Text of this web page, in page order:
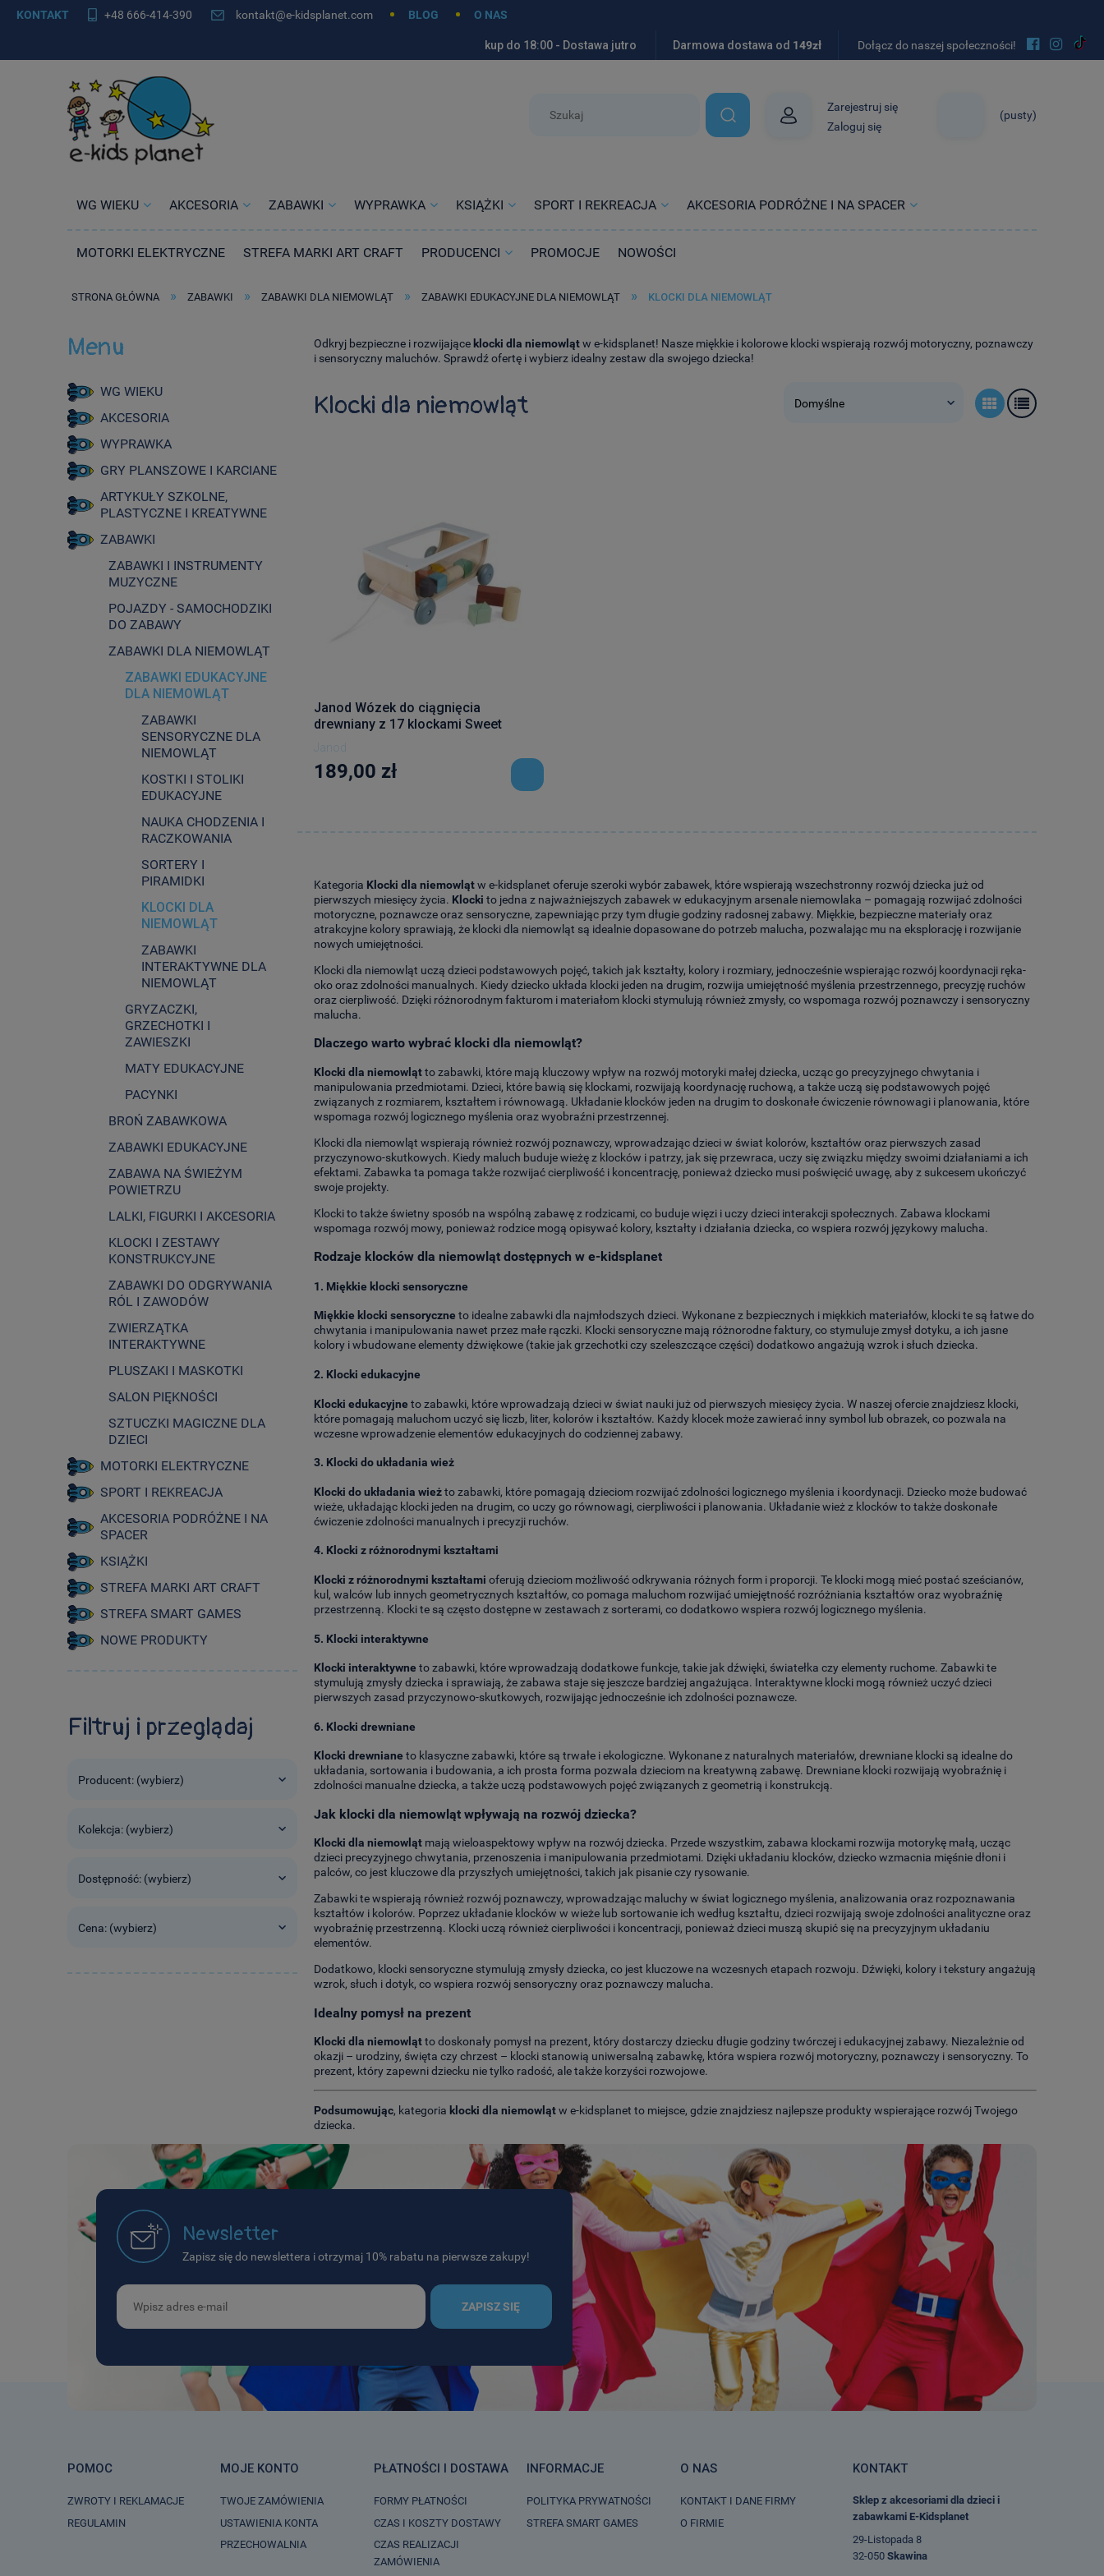
KONTAKT +48 666-414-390 kontakt@e-kidsplanet.com BLOG O NAS
kup do 18:00 - Dostawa jutro Darmowa dostawa od 149zł Dołącz do naszej społeczności!  
(pusty)
Zarejestruj się
Zaloguj się
WG WIEKU AKCESORIA ZABAWKI WYPRAWKA KSIĄŻKI SPORT I REKREACJA AKCESORIA PODRÓŻNE I NA SPACER
MOTORKI ELEKTRYCZNE STREFA MARKI ART CRAFT PRODUCENCI PROMOCJE NOWOŚCI
STRONA GŁÓWNA » ZABAWKI » ZABAWKI DLA NIEMOWLĄT » ZABAWKI EDUKACYJNE DLA NIEMOWLĄT » KLOCKI DLA NIEMOWLĄT
Menu
WG WIEKU
AKCESORIA
WYPRAWKA
GRY PLANSZOWE I KARCIANE
ARTYKUŁY SZKOLNE,
PLASTYCZNE I KREATYWNE
ZABAWKI
ZABAWKI I INSTRUMENTY
MUZYCZNE
POJAZDY - SAMOCHODZIKI
DO ZABAWY
ZABAWKI DLA NIEMOWLĄT
ZABAWKI EDUKACYJNE
DLA NIEMOWLĄT
ZABAWKI
SENSORYCZNE DLA
NIEMOWLĄT
KOSTKI I STOLIKI
EDUKACYJNE
NAUKA CHODZENIA I
RACZKOWANIA
SORTERY I
PIRAMIDKI
KLOCKI DLA
NIEMOWLĄT
ZABAWKI
INTERAKTYWNE DLA
NIEMOWLĄT
GRYZACZKI,
GRZECHOTKI I
ZAWIESZKI
MATY EDUKACYJNE
PACYNKI
BROŃ ZABAWKOWA
ZABAWKI EDUKACYJNE
ZABAWA NA ŚWIEŻYM
POWIETRZU
LALKI, FIGURKI I AKCESORIA
KLOCKI I ZESTAWY
KONSTRUKCYJNE
ZABAWKI DO ODGRYWANIA
RÓL I ZAWODÓW
ZWIERZĄTKA
INTERAKTYWNE
PLUSZAKI I MASKOTKI
SALON PIĘKNOŚCI
SZTUCZKI MAGICZNE DLA
DZIECI
MOTORKI ELEKTRYCZNE
SPORT I REKREACJA
AKCESORIA PODRÓŻNE I NA
SPACER
KSIĄŻKI
STREFA MARKI ART CRAFT
STREFA SMART GAMES
NOWE PRODUKTY
Filtruj i przeglądaj
Producent: (wybierz)
Kolekcja: (wybierz)
Dostępność: (wybierz)
Cena: (wybierz)
Odkryj bezpieczne i rozwijające klocki dla niemowlątw e-kidsplanet! Nasze miękkie i kolorowe klocki wspierają rozwój motoryczny, poznawczy
i sensoryczny maluchów. Sprawdź ofertę i wybierz idealny zestaw dla swojego dziecka!
Klocki dla niemowląt
Janod Wózek do ciągnięcia
drewniany z 17 klockami Sweet
Janod
189,00 zł
Kategoria Klocki dla niemowlątw e-kidsplanet oferuje szeroki wybór zabawek, które wspierają wszechstronny rozwój dziecka już od
pierwszych miesięcy życia. Klocki to jedna z najważniejszych zabawek w edukacyjnym arsenale niemowlaka – pomagają rozwijać zdolności
motoryczne, poznawcze oraz sensoryczne, zapewniając przy tym długie godziny radosnej zabawy. Miękkie, bezpieczne materiały oraz
atrakcyjne kolory sprawiają, że klocki dla niemowląt są idealnie dopasowane do potrzeb malucha, pozwalając mu na eksplorację i rozwijanie
nowych umiejętności.
Klocki dla niemowląt uczą dzieci podstawowych pojęć, takich jak kształty, kolory i rozmiary, jednocześnie wspierając rozwój koordynacji ręka-
oko oraz zdolności manualnych. Kiedy dziecko układa klocki jeden na drugim, rozwija umiejętność myślenia przestrzennego, precyzję ruchów
oraz cierpliwość. Dzięki różnorodnym fakturom i materiałom klocki stymulują również zmysły, co wspomaga rozwój poznawczy i sensoryczny
malucha.
Dlaczego warto wybrać klocki dla niemowląt?
Klocki dla niemowlątto zabawki, które mają kluczowy wpływ na rozwój motoryki małej dziecka, ucząc go precyzyjnego chwytania i
manipulowania przedmiotami. Dzieci, które bawią się klockami, rozwijają koordynację ruchową, a także uczą się podstawowych pojęć
związanych z rozmiarem, kształtem i równowagą. Układanie klocków jeden na drugim to doskonałe ćwiczenie równowagi i planowania, które
wspomaga rozwój logicznego myślenia oraz wyobraźni przestrzennej.
Klocki dla niemowląt wspierają również rozwój poznawczy, wprowadzając dzieci w świat kolorów, kształtów oraz pierwszych zasad
przyczynowo-skutkowych. Kiedy maluch buduje wieżę z klocków i patrzy, jak się przewraca, uczy się związku między swoimi działaniami a ich
efektami. Zabawka ta pomaga także rozwijać cierpliwość i koncentrację, ponieważ dziecko musi poświęcić uwagę, aby z sukcesem ukończyć
swoje projekty.
Klocki to także świetny sposób na wspólną zabawę z rodzicami, co buduje więzi i uczy dzieci interakcji społecznych. Zabawa klockami
wspomaga rozwój mowy, ponieważ rodzice mogą opisywać kolory, kształty i działania dziecka, co wspiera rozwój językowy malucha.
Rodzaje klocków dla niemowląt dostępnych w e-kidsplanet
1. Miękkie klocki sensoryczne
Miękkie klocki sensoryczne to idealne zabawki dla najmłodszych dzieci. Wykonane z bezpiecznych i miękkich materiałów, klocki te są łatwe do
chwytania i manipulowania nawet przez małe rączki. Klocki sensoryczne mają różnorodne faktury, co stymuluje zmysł dotyku, a ich jasne
kolory i wbudowane elementy dźwiękowe (takie jak grzechotki czy szeleszczące części) dodatkowo angażują wzrok i słuch dziecka.
2. Klocki edukacyjne
Klocki edukacyjne to zabawki, które wprowadzają dzieci w świat nauki już od pierwszych miesięcy życia. W naszej ofercie znajdziesz klocki,
które pomagają maluchom uczyć się liczb, liter, kolorów i kształtów. Każdy klocek może zawierać inny symbol lub obrazek, co pozwala na
wczesne wprowadzenie elementów edukacyjnych do codziennej zabawy.
3. Klocki do układania wież
Klocki do układania wieżto zabawki, które pomagają dzieciom rozwijać zdolności logicznego myślenia i koordynacji. Dziecko może budować
wieże, układając klocki jeden na drugim, co uczy go równowagi, cierpliwości i planowania. Układanie wież z klocków to także doskonałe
ćwiczenie zdolności manualnych i precyzji ruchów.
4. Klocki z różnorodnymi kształtami
Klocki z różnorodnymi kształtami oferują dzieciom możliwość odkrywania różnych form i proporcji. Te klocki mogą mieć postać sześcianów,
kul, walców lub innych geometrycznych kształtów, co pomaga maluchom rozwijać umiejętność rozróżniania kształtów oraz wyobraźnię
przestrzenną. Klocki te są często dostępne w zestawach z sorterami, co dodatkowo wspiera rozwój logicznego myślenia.
5. Klocki interaktywne
Klocki interaktywne to zabawki, które wprowadzają dodatkowe funkcje, takie jak dźwięki, światełka czy elementy ruchome. Zabawki te
stymulują zmysły dziecka i sprawiają, że zabawa staje się jeszcze bardziej angażująca. Interaktywne klocki mogą również uczyć dzieci
pierwszych zasad przyczynowo-skutkowych, rozwijając jednocześnie ich zdolności poznawcze.
6. Klocki drewniane
Klocki drewniane to klasyczne zabawki, które są trwałe i ekologiczne. Wykonane z naturalnych materiałów, drewniane klocki są idealne do
układania, sortowania i budowania, a ich prosta forma pozwala dzieciom na kreatywną zabawę. Drewniane klocki rozwijają wyobraźnię i
zdolności manualne dziecka, a także uczą podstawowych pojęć związanych z geometrią i konstrukcją.
Jak klocki dla niemowląt wpływają na rozwój dziecka?
Klocki dla niemowląt mają wieloaspektowy wpływ na rozwój dziecka. Przede wszystkim, zabawa klockami rozwija motorykę małą, ucząc
dzieci precyzyjnego chwytania, przenoszenia i manipulowania przedmiotami. Dzięki układaniu klocków, dziecko wzmacnia mięśnie dłoni i
palców, co jest kluczowe dla przyszłych umiejętności, takich jak pisanie czy rysowanie.
Zabawki te wspierają również rozwój poznawczy, wprowadzając maluchy w świat logicznego myślenia, analizowania oraz rozpoznawania
kształtów i kolorów. Poprzez układanie klocków w wieże lub sortowanie ich według kształtu, dzieci rozwijają swoje zdolności analityczne oraz
wyobraźnię przestrzenną. Klocki uczą również cierpliwości i koncentracji, ponieważ dzieci muszą skupić się na precyzyjnym układaniu
elementów.
Dodatkowo, klocki sensoryczne stymulują zmysły dziecka, co jest kluczowe na wczesnych etapach rozwoju. Dźwięki, kolory i tekstury angażują
wzrok, słuch i dotyk, co wspiera rozwój sensoryczny oraz poznawczy malucha.
Idealny pomysł na prezent
Klocki dla niemowlątto doskonały pomysł na prezent, który dostarczy dziecku długie godziny twórczej i edukacyjnej zabawy. Niezależnie od
okazji – urodziny, święta czy chrzest – klocki stanowią uniwersalną zabawkę, która wspiera rozwój motoryczny, poznawczy i sensoryczny. To
prezent, który zapewni dziecku nie tylko radość, ale także korzyści rozwojowe.
Podsumowując, kategoria klocki dla niemowlątw e-kidsplanet to miejsce, gdzie znajdziesz najlepsze produkty wspierające rozwój Twojego
dziecka.
Newsletter
Zapisz się do newslettera i otrzymaj 10% rabatu na pierwsze zakupy!
ZAPISZ SIĘ
POMOC
ZWROTY I REKLAMACJE
REGULAMIN
MOJE KONTO
TWOJE ZAMÓWIENIA
USTAWIENIA KONTA
PRZECHOWALNIA
PŁATNOŚCI I DOSTAWA
FORMY PŁATNOŚCI
CZAS I KOSZTY DOSTAWY
CZAS REALIZACJI
ZAMÓWIENIA
INFORMACJE
POLITYKA PRYWATNOŚCI
STREFA SMART GAMES
O NAS
KONTAKT I DANE FIRMY
O FIRMIE
KONTAKT
Sklep z akcesoriami dla dzieci i
zabawkami E-Kidsplanet
29-Listopada 8
32-050 Skawina